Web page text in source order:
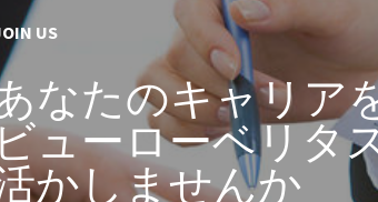
US
なたのキャリア
ューローベリタ
かしませんか